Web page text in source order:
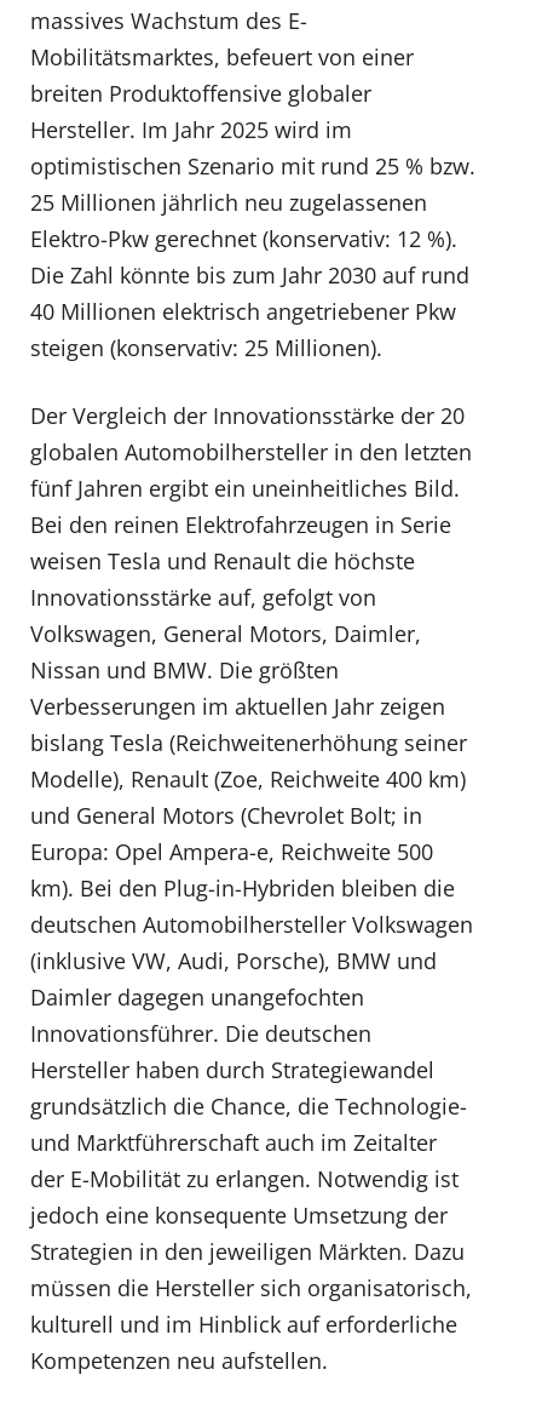
massives Wachstum des E-
Mobilitätsmarktes, befeuert von einer
breiten Produktoffensive globaler
Hersteller. Im Jahr 2025 wird im
optimistischen Szenario mit rund 25 % bzw.
25 Millionen jährlich neu zugelassenen
Elektro-Pkw gerechnet (konservativ: 12 %).
Die Zahl könnte bis zum Jahr 2030 auf rund
40 Millionen elektrisch angetriebener Pkw
steigen (konservativ: 25 Millionen).
Der Vergleich der Innovationsstärke der 20
globalen Automobilhersteller in den letzten
fünf Jahren ergibt ein uneinheitliches Bild.
Bei den reinen Elektrofahrzeugen in Serie
weisen Tesla und Renault die höchste
Innovationsstärke auf, gefolgt von
Volkswagen, General Motors, Daimler,
Nissan und BMW. Die größten
Verbesserungen im aktuellen Jahr zeigen
bislang Tesla (Reichweitenerhöhung seiner
Modelle), Renault (Zoe, Reichweite 400 km)
und General Motors (Chevrolet Bolt; in
Europa: Opel Ampera-e, Reichweite 500
km). Bei den Plug-in-Hybriden bleiben die
deutschen Automobilhersteller Volkswagen
(inklusive VW, Audi, Porsche), BMW und
Daimler dagegen unangefochten
Innovationsführer. Die deutschen
Hersteller haben durch Strategiewandel
grundsätzlich die Chance, die Technologie-
und Marktführerschaft auch im Zeitalter
der E-Mobilität zu erlangen. Notwendig ist
jedoch eine konsequente Umsetzung der
Strategien in den jeweiligen Märkten. Dazu
müssen die Hersteller sich organisatorisch,
kulturell und im Hinblick auf erforderliche
Kompetenzen neu aufstellen.